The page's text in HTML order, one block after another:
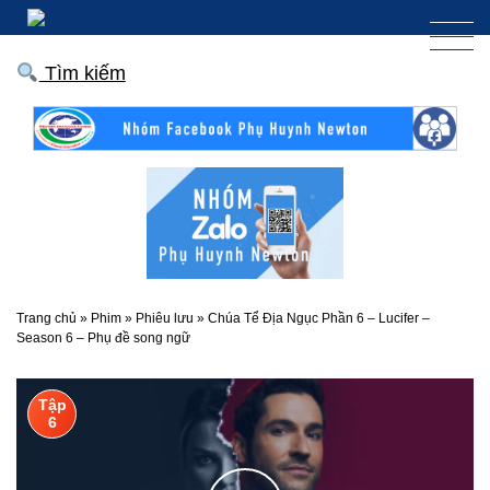
Tìm kiếm
Trang chủ » Phim » Phiêu lưu » Chúa Tể Địa Ngục Phần 6 – Lucifer –
Season 6 – Phụ đề song ngữ
Tập
6